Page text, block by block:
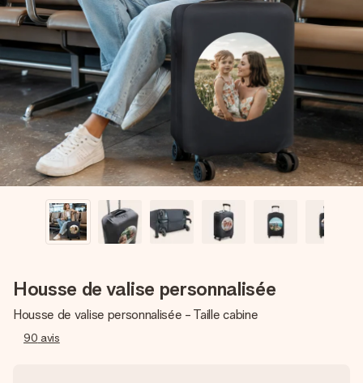
Carte de vœux gratuite
Créez quelque chose d’unique en quelques étapes – avec
son prénom, votre photo ou un message qui touche le cœur.
Sans complications, juste tout l’amour pour le moment idéal.
Housse de valise personnalisée
Housse de valise personnalisée - Taille cabine
90 avis